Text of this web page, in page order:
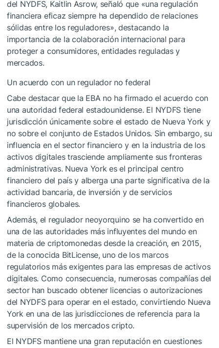
del NYDFS, Kaitlin Asrow, señaló que «una regulación
financiera eficaz siempre ha dependido de relaciones
sólidas entre los reguladores», destacando la
importancia de la colaboración internacional para
proteger a consumidores, entidades reguladas y
mercados.
Un acuerdo con un regulador no federal
Cabe destacar que la EBA no ha firmado el acuerdo con
una autoridad federal estadounidense. El NYDFS tiene
jurisdicción únicamente sobre el estado de Nueva York y
no sobre el conjunto de Estados Unidos. Sin embargo, su
influencia en el sector financiero y en la industria de los
activos digitales trasciende ampliamente sus fronteras
administrativas. Nueva York es el principal centro
financiero del país y alberga una parte significativa de la
actividad bancaria, de inversión y de servicios
financieros globales.
Además, el regulador neoyorquino se ha convertido en
una de las autoridades más influyentes del mundo en
materia de criptomonedas desde la creación, en 2015,
de la conocida BitLicense, uno de los marcos
regulatorios más exigentes para las empresas de activos
digitales. Como consecuencia, numerosas compañías del
sector han buscado obtener licencias o autorizaciones
del NYDFS para operar en el estado, convirtiendo Nueva
York en una de las jurisdicciones de referencia para la
supervisión de los mercados cripto.
El NYDFS mantiene una gran reputación en cuestiones